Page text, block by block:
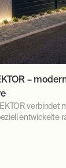
–
verbindet
entwickelte
vor